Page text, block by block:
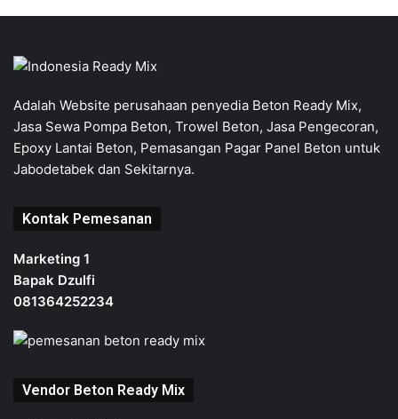
Adalah Website perusahaan penyedia Beton Ready Mix,
Jasa Sewa Pompa Beton, Trowel Beton, Jasa Pengecoran,
Epoxy Lantai Beton, Pemasangan Pagar Panel Beton untuk
Jabodetabek dan Sekitarnya.
Kontak Pemesanan
Marketing 1
Bapak Dzulfi
081364252234
Vendor Beton Ready Mix